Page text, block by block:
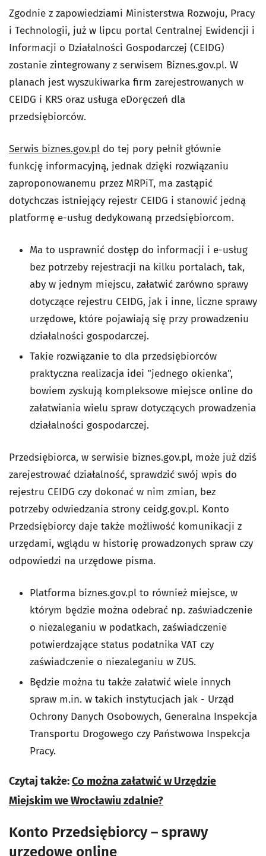
Zgodnie z zapowiedziami Ministerstwa Rozwoju, Pracy
i Technologii, już w lipcu portal Centralnej Ewidencji i
Informacji o Działalności Gospodarczej (CEIDG)
zostanie zintegrowany z serwisem Biznes.gov.pl. W
planach jest wyszukiwarka firm zarejestrowanych w
CEIDG i KRS oraz usługa eDoręczeń dla
przedsiębiorców.
Serwis biznes.gov.pl do tej pory pełnił głównie
funkcję informacyjną, jednak dzięki rozwiązaniu
zaproponowanemu przez MRPiT, ma zastąpić
dotychczas istniejący rejestr CEIDG i stanowić jedną
platformę e-usług dedykowaną przedsiębiorcom.
Ma to usprawnić dostęp do informacji i e-usług
bez potrzeby rejestracji na kilku portalach, tak,
aby w jednym miejscu, załatwić zarówno sprawy
dotyczące rejestru CEIDG, jak i inne, liczne sprawy
urzędowe, które pojawiają się przy prowadzeniu
działalności gospodarczej.
Takie rozwiązanie to dla przedsiębiorców
praktyczna realizacja idei "jednego okienka",
bowiem zyskują kompleksowe miejsce online do
załatwiania wielu spraw dotyczących prowadzenia
działalności gospodarczej.
Przedsiębiorca, w serwisie biznes.gov.pl, może już dziś
zarejestrować działalność, sprawdzić swój wpis do
rejestru CEIDG czy dokonać w nim zmian, bez
potrzeby odwiedzania strony ceidg.gov.pl. Konto
Przedsiębiorcy daje także możliwość komunikacji z
urzędami, wglądu w historię prowadzonych spraw czy
odpowiedzi na urzędowe pisma.
Platforma biznes.gov.pl to również miejsce, w
którym będzie można odebrać np. zaświadczenie
o niezaleganiu w podatkach, zaświadczenie
potwierdzające status podatnika VAT czy
zaświadczenie o niezaleganiu w ZUS.
Będzie można tu także załatwić wiele innych
spraw m.in. w takich instytucjach jak - Urząd
Ochrony Danych Osobowych, Generalna Inspekcja
Transportu Drogowego czy Państwowa Inspekcja
Pracy.
Czytaj także:Co można załatwić w Urzędzie
Miejskim we Wrocławiu zdalnie?
Konto Przedsiębiorcy – sprawy
urzędowe online